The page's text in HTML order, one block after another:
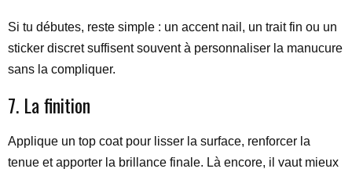
Si tu débutes, reste simple : un accent nail, un trait fin ou un
sticker discret suffisent souvent à personnaliser la manucure
sans la compliquer.
7. La finition
Applique un top coat pour lisser la surface, renforcer la
tenue et apporter la brillance finale. Là encore, il vaut mieux